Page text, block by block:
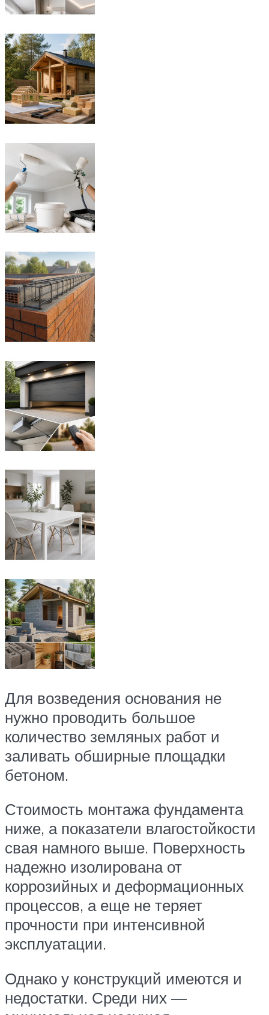
Для возведения основания не
нужно проводить большое
количество земляных работ и
заливать обширные площадки
бетоном.
Стоимость монтажа фундамента
ниже, а показатели влагостойкости
свая намного выше. Поверхность
надежно изолирована от
коррозийных и деформационных
процессов, а еще не теряет
прочности при интенсивной
эксплуатации.
Однако у конструкций имеются и
недостатки. Среди них —